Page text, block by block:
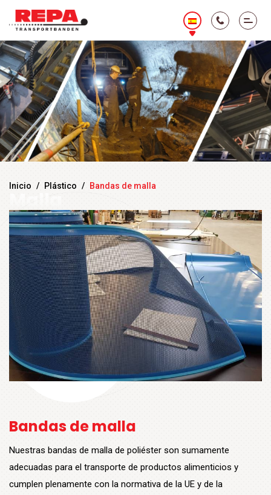
Inicio / Plástico / Bandas de malla
Bandas de malla
Nuestras bandas de malla de poliéster son sumamente
adecuadas para el transporte de productos alimenticios y
cumplen plenamente con la normativa de la UE y de la